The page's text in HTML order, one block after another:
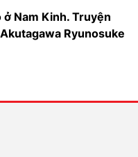
ở Nam Kinh. Truyện
Ryunosuke